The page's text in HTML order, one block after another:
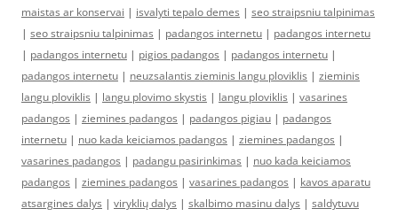
maistas ar konservai | isvalyti tepalo demes | seo straipsniu talpinimas
| seo straipsniu talpinimas | padangos internetu | padangos internetu
| padangos internetu | pigios padangos | padangos internetu |
padangos internetu | neuzsalantis zieminis langu ploviklis | zieminis
langu ploviklis | langu plovimo skystis | langu ploviklis | vasarines
padangos | ziemines padangos | padangos pigiau | padangos
internetu | nuo kada keiciamos padangos | ziemines padangos |
vasarines padangos | padangu pasirinkimas | nuo kada keiciamos
padangos | ziemines padangos | vasarines padangos | kavos aparatu
atsargines dalys | viryklių dalys | skalbimo masinu dalys | saldytuvu